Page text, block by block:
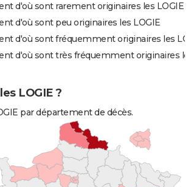
d'où sont rarement originaires les LOGIE
d'où sont peu originaires les LOGIE
d'où sont fréquemment originaires les
d'où sont très fréquemment originaires
LOGIE ?
par département de décès.